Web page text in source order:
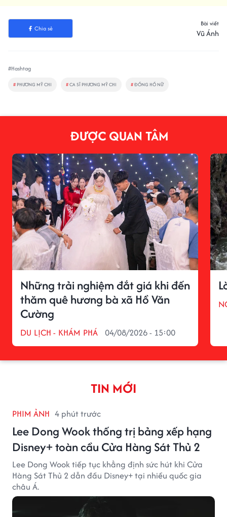
Chia sẻ
Bài viết
Vũ Ánh
#Hashtag
# PHƯƠNG MỸ CHI #CA SĨ PHƯƠNG MỸ CHI #ĐỒNG HỒ NỮ
ĐƯỢC QUAN TÂM
Những trải nghiệm đắt giá khi đến
thăm quê hương bà xã Hồ Văn
Cường
DU LỊCH - KHÁM PHÁ 04/08/2026 - 15:00
TIN MỚI
PHIM ẢNH 4 phút trước
Lee Dong Wook thống trị bảng xếp hạng
Disney+ toàn cầu Cửa Hàng Sát Thủ 2
Lee Dong Wook tiếp tục khẳng định sức hút khi Cửa
Hàng Sát Thủ 2 dẫn đầu Disney+ tại nhiều quốc gia
châu Á.